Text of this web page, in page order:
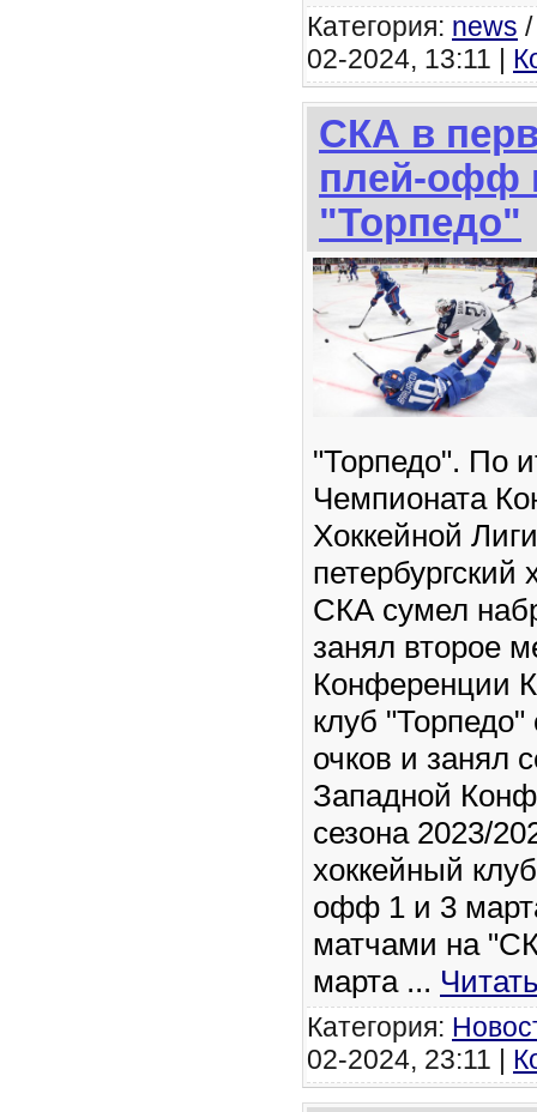
Категория: news
02-2024, 13:11 |
СКА в
плей-офф
"Торпедо"
"Торпедо". По
Чемпионата
Хоккейной
петербургский
СКА сумел
занял второе
Конференции
клуб
очков и занял
Западной
сезона 2023/
хоккейный
офф 1 и 3
матчами на
марта ...
Категория:
02-2024, 23:11 |